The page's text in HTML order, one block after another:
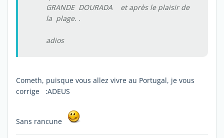
GRANDE DOURADA et après le plaisir de
la plage. .
adios
Cometh, puisque vous allez vivre au Portugal, je vous
corrige :ADEUS
Sans rancune